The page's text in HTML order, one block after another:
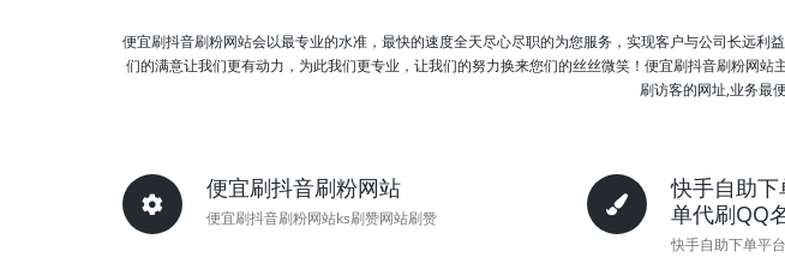
便宜刷抖音刷粉网站会以最专业的水准，最快的速度全天尽心尽职的为您服务，实现客户与公司长远
们的满意让我们更有动力，为此我们更专业，让我们的努力换来您们的丝丝微笑！便宜刷抖音刷粉网
刷访客的网址,业务最
便宜刷抖音刷粉网站
便宜刷抖音刷粉网站ks刷赞网站刷赞
快手自助
单代刷QQ
快手自助下单平